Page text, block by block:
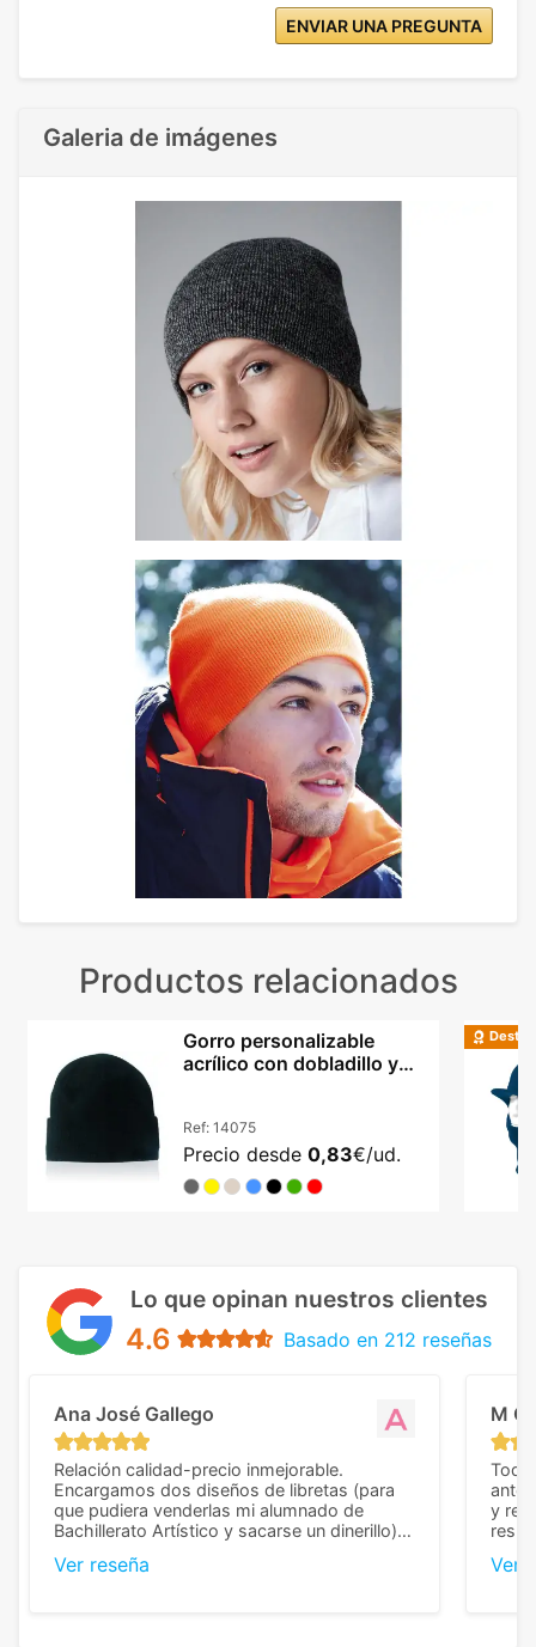
ENVIAR UNA PREGUNTA
Galeria de imágenes
Productos relacionados
Gorro personalizable
acrílico con dobladillo y
Ref: 14075
Precio desde 0,83€/ud.
Lo que opinan nuestros clientes
4.6 Basado en 212 reseñas
Ana José Gallego
Relación calidad-precio inmejorable.
Encargamos dos diseños de libretas (para
que pudiera venderlas mi alumnado de
Bachillerato Artístico y sacarse un dinerillo) y
diferencia, con libretas de muy buena calidad
Ver reseña
M C
Todo
y
Ver